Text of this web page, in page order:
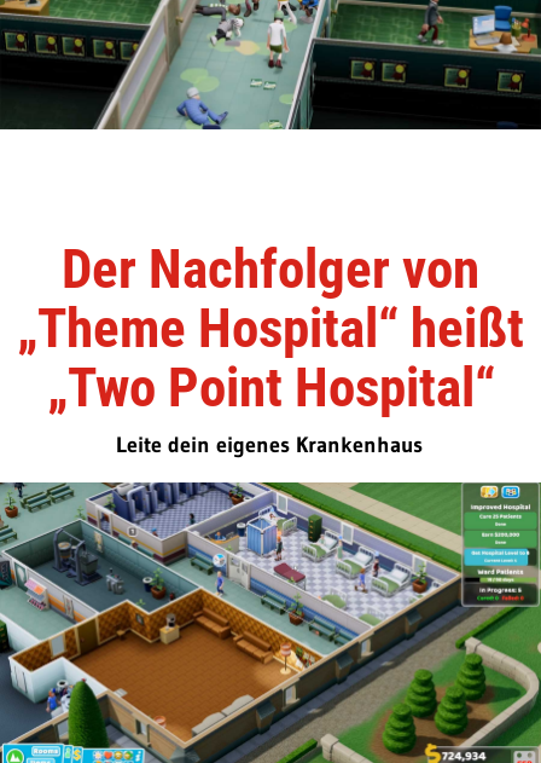
Der Nachfolger von
„Theme Hospital“ heißt
„Two Point Hospital“
Leite dein eigenes Krankenhaus